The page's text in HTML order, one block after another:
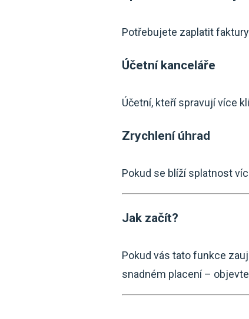
Potřebujete zaplatit
Účetní kanceláře
Účetní, kteří spravují více
Zrychlení úhrad
Pokud se blíží splatnost
Jak začít?
Pokud vás tato funkce
snadném placení –